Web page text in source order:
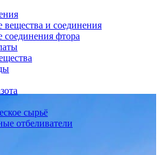
вещества и соединения
соединения фтора
сырьё
отбеливатели